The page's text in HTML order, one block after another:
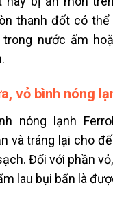
thanh đốt có
trong nước ấm
vỏ bình nóng
nóng lạnh
và tráng lại cho
Đối với phần
lau bụi bẩn là